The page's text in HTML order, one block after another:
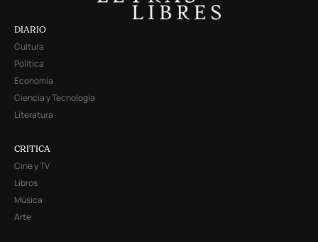
DIARIO
Cultura
Política
Economía
Ciencia y Tecnología
Literatura
CRITICA
Cine y TV
Libros
Música
Arte